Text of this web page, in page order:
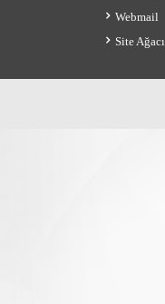
Webmail
Site Ağacı